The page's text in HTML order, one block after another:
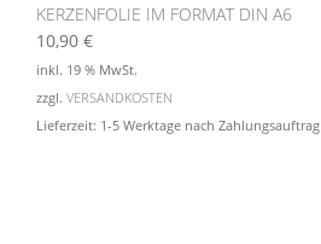
KERZENFOLIE IM FORMAT DIN A6
10,90 €
inkl. 19 % MwSt.
zzgl. VERSANDKOSTEN
Lieferzeit: 1-5 Werktage nach Zahlungsauftrag